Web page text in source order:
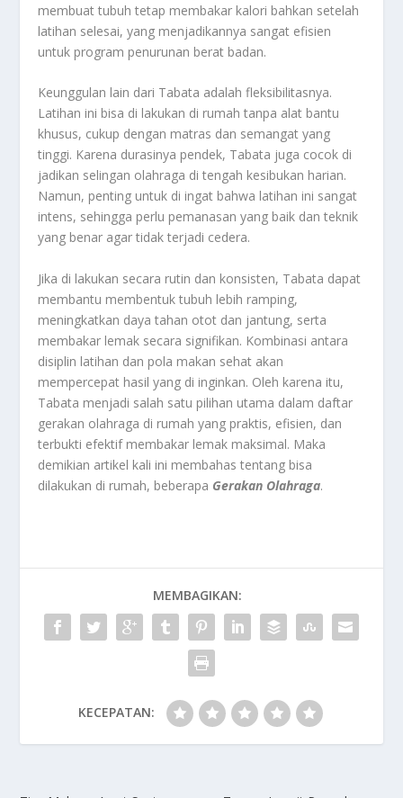
membuat tubuh tetap membakar kalori bahkan setelah
latihan selesai, yang menjadikannya sangat efisien
untuk program penurunan berat badan.
Keunggulan lain dari Tabata adalah fleksibilitasnya.
Latihan ini bisa di lakukan di rumah tanpa alat bantu
khusus, cukup dengan matras dan semangat yang
tinggi. Karena durasinya pendek, Tabata juga cocok di
jadikan selingan olahraga di tengah kesibukan harian.
Namun, penting untuk di ingat bahwa latihan ini sangat
intens, sehingga perlu pemanasan yang baik dan teknik
yang benar agar tidak terjadi cedera.
Jika di lakukan secara rutin dan konsisten, Tabata dapat
membantu membentuk tubuh lebih ramping,
meningkatkan daya tahan otot dan jantung, serta
membakar lemak secara signifikan. Kombinasi antara
disiplin latihan dan pola makan sehat akan
mempercepat hasil yang di inginkan. Oleh karena itu,
Tabata menjadi salah satu pilihan utama dalam daftar
gerakan olahraga di rumah yang praktis, efisien, dan
terbukti efektif membakar lemak maksimal. Maka
demikian artikel kali ini membahas tentang bisa
dilakukan di rumah, beberapa Gerakan Olahraga.
MEMBAGIKAN:
KECEPATAN: